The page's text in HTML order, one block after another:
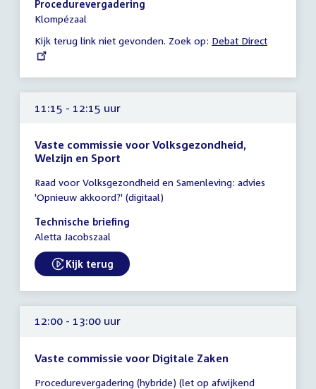
uur
Procedurevergadering
Klompézaal
Kijk terug link niet gevonden. Zoek op: External
Debat Direct
11:15 - 12:15 uur
Vaste commissie voor Volksgezondheid,
Welzijn en Sport
vergadering
11:15
-
12:15
Raad voor Volksgezondheid en Samenleving: advies
'Opnieuw akkoord?' (digitaal)
Technische briefing
Aletta Jacobszaal
External link:
Kijk terug
12:00 - 13:00 uur
Vaste commissie voor Digitale Zaken
Procedurevergadering (hybride) (let op afwijkend